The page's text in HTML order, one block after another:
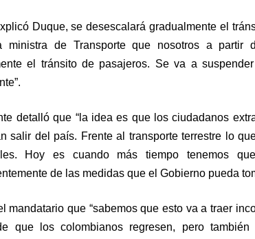
Duque, se desescalará gradualmente el
de Transporte que nosotros a partir
el tránsito de pasajeros. Se va a
detalló que “la idea es que los ciudadanos
salir del país. Frente al transporte terrestre lo
Hoy es cuando más tiempo tenemos
de las medidas que el Gobierno pueda
mandatario que “sabemos que esto va a traer
que los colombianos regresen, pero